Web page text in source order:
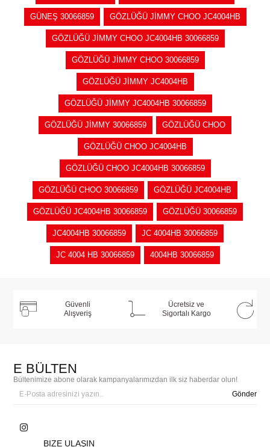
GÜNEŞ 30066859 GÖZLÜĞÜ JİMMY CHOO JC4004HB
GÖZLÜĞÜ JİMMY CHOO JC4004HB 30066859
GÖZLÜĞÜ JİMMY CHOO 30066859
GÖZLÜĞÜ JİMMY JC4004HB
GÖZLÜĞÜ JİMMY JC4004HB 30066859
GÖZLÜĞÜ JİMMY 30066859 GÖZLÜĞÜ CHOO
GÖZLÜĞÜ CHOO JC4004HB
GÖZLÜĞÜ CHOO JC4004HB 30066859
GÖZLÜĞÜ CHOO 30066859 GÖZLÜĞÜ JC4004HB
GÖZLÜĞÜ JC4004HB 30066859 GÖZLÜĞÜ 30066859
JC4004HB 30066859 JC 4004HB 30066859
JC 4004 HB 30066859 4004HB 30066859
Güvenli
Alışveriş
Ücretsiz ve
Sigortalı Kargo
E BÜLTEN
Bültenimize abone olarak kampanyalarımızdan ilk siz haberdar olun!
Gönder
BIZE ULAŞIN